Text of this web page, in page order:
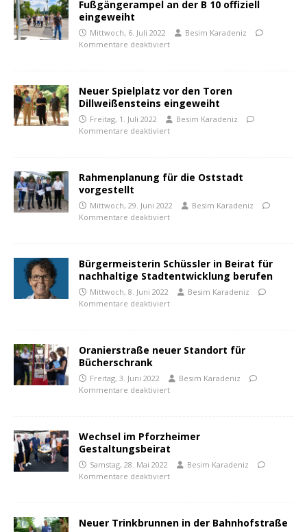
Fußgängerampel an der B 10 offiziell
eingeweiht
Mittwoch, 6. Juli 2022
Besim Karadeniz
Kommentare deaktiviert
Neuer Spielplatz vor den Toren
Dillweißensteins eingeweiht
Freitag, 1. Juli 2022
Besim Karadeniz
Kommentare deaktiviert
Rahmenplanung für die Oststadt
vorgestellt
Mittwoch, 29. Juni 2022
Besim Karadeniz
Kommentare deaktiviert
Bürgermeisterin Schüssler in Beirat für
nachhaltige Stadtentwicklung berufen
Mittwoch, 8. Juni 2022
Besim Karadeniz
Kommentare deaktiviert
Oranierstraße neuer Standort für
Bücherschrank
Freitag, 3. Juni 2022
Besim Karadeniz
Kommentare deaktiviert
Wechsel im Pforzheimer
Gestaltungsbeirat
Samstag, 28. Mai 2022
Besim Karadeniz
Kommentare deaktiviert
Neuer Trinkbrunnen in der Bahnhofstraße